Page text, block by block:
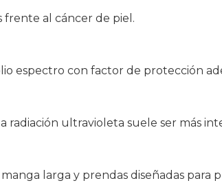
frente al cáncer de piel.
espectro con factor de protección
radiación ultravioleta suele ser más
larga y prendas diseñadas